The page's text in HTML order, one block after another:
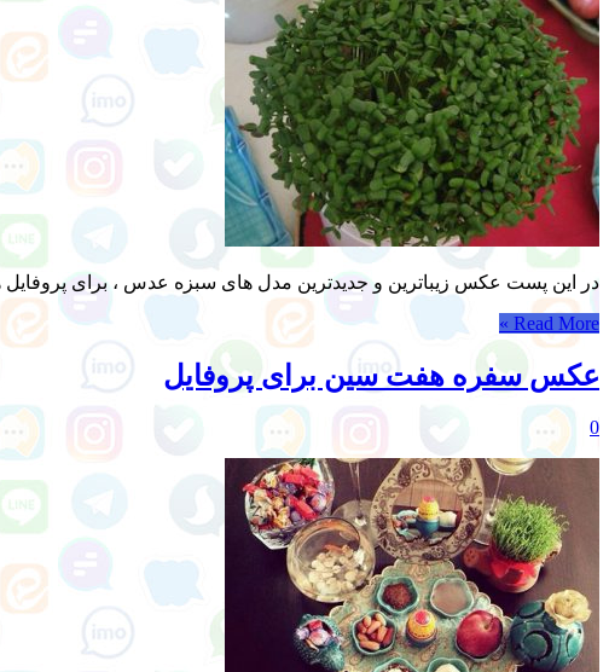
در این پست عکس زیباترین و جدیدترین مدل های سبزه عدس ، برای پروفایل
Read More »
عکس سفره هفت سین برای پروفایل
0